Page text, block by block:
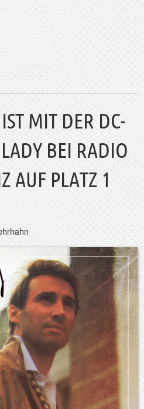
MIT DER DC-
BEI RADIO
AUF PLATZ 1